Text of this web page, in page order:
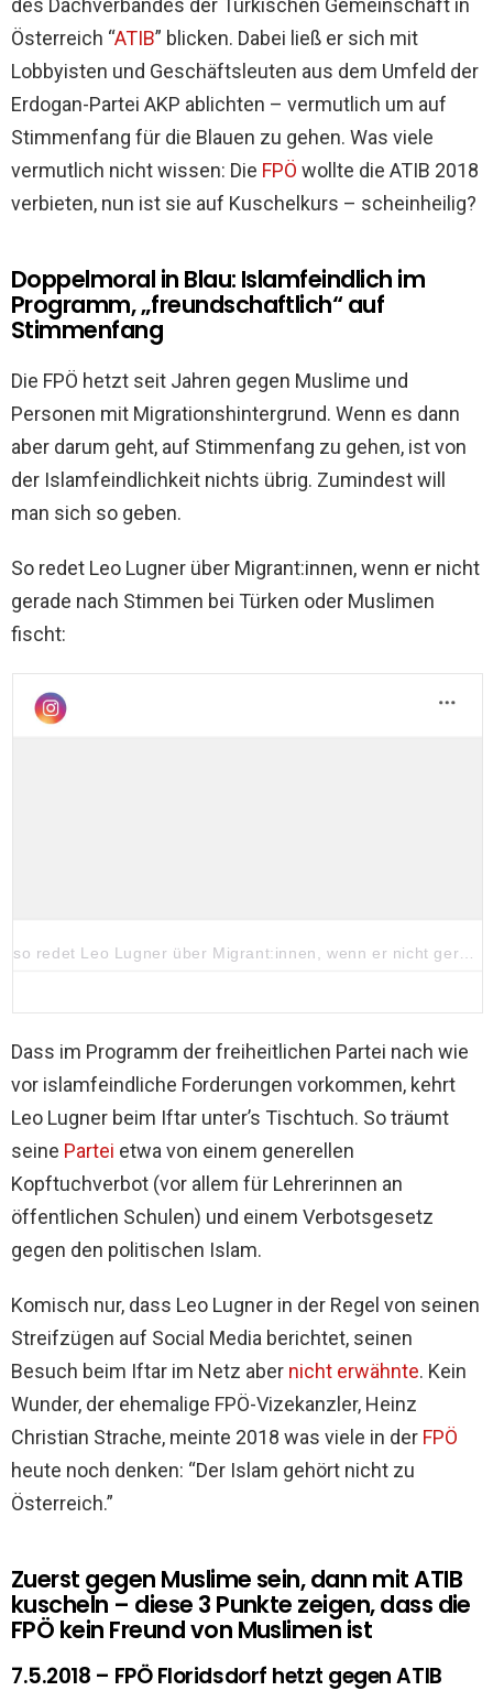
des Dachverbandes der Türkischen Gemeinschaft in
Österreich “ATIB” blicken. Dabei ließ er sich mit
Lobbyisten und Geschäftsleuten aus dem Umfeld der
Erdogan-Partei AKP ablichten – vermutlich um auf
Stimmenfang für die Blauen zu gehen. Was viele
vermutlich nicht wissen: Die FPÖ wollte die ATIB 2018
verbieten, nun ist sie auf Kuschelkurs – scheinheilig?
Doppelmoral in Blau: Islamfeindlich im
Programm, „freundschaftlich“ auf
Stimmenfang
Die FPÖ hetzt seit Jahren gegen Muslime und
Personen mit Migrationshintergrund. Wenn es dann
aber darum geht, auf Stimmenfang zu gehen, ist von
der Islamfeindlichkeit nichts übrig. Zumindest will
man sich so geben.
So redet Leo Lugner über Migrant:innen, wenn er nicht
gerade nach Stimmen bei Türken oder Muslimen
fischt:
so redet Leo Lugner über Migrant:innen, wenn er nicht gerade auf Stimmenfang bei ihnen ist.
Dass im Programm der freiheitlichen Partei nach wie
vor islamfeindliche Forderungen vorkommen, kehrt
Leo Lugner beim Iftar unter’s Tischtuch. So träumt
seine Partei etwa von einem generellen
Kopftuchverbot (vor allem für Lehrerinnen an
öffentlichen Schulen) und einem Verbotsgesetz
gegen den politischen Islam.
Komisch nur, dass Leo Lugner in der Regel von seinen
Streifzügen auf Social Media berichtet, seinen
Besuch beim Iftar im Netz aber nicht erwähnte. Kein
Wunder, der ehemalige FPÖ-Vizekanzler, Heinz
Christian Strache, meinte 2018 was viele in der FPÖ
heute noch denken: “Der Islam gehört nicht zu
Österreich.”
Zuerst gegen Muslime sein, dann mit ATIB
kuscheln – diese 3 Punkte zeigen, dass die
FPÖ kein Freund von Muslimen ist
7.5.2018 – FPÖ Floridsdorf hetzt gegen ATIB